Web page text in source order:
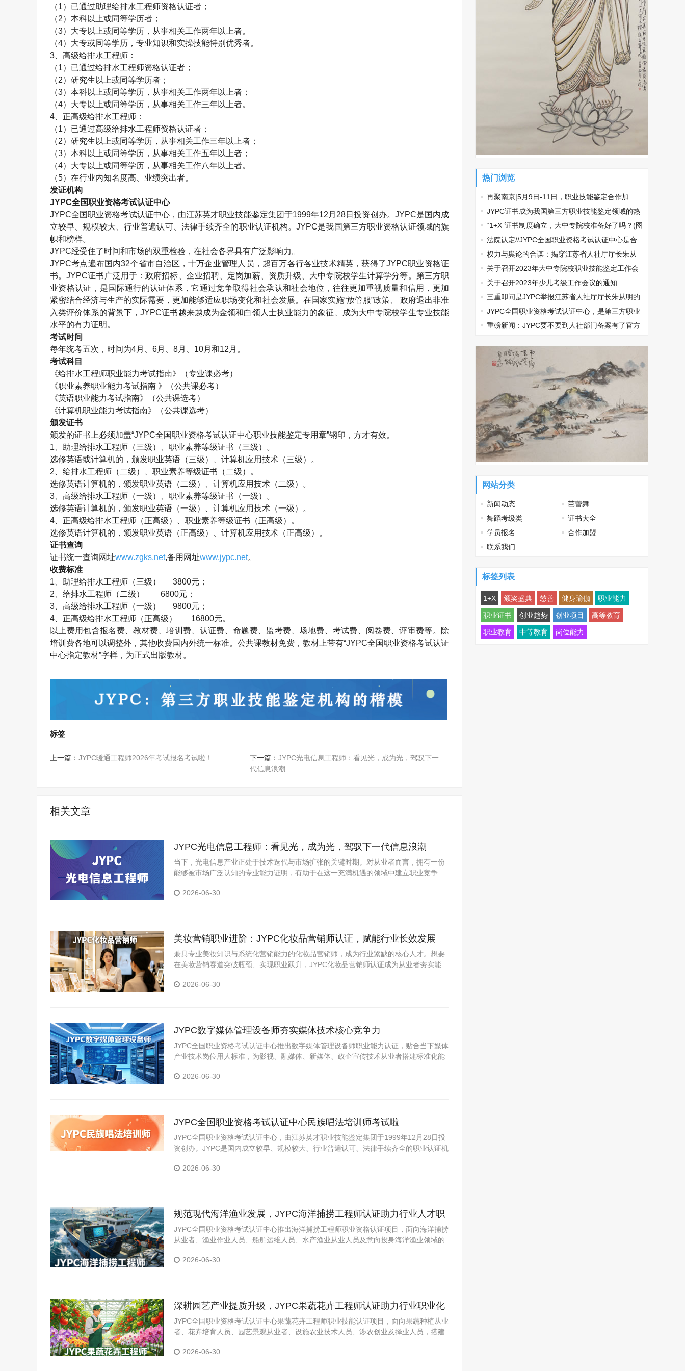
（1）已通过助理给排水工程师资格认证者；
（2）本科以上或同等学历者；
（3）大专以上或同等学历，从事相关工作两年以上者。
（4）大专或同等学历，专业知识和实操技能特别优秀者。
3 、高级给排水工程师：
（1）已通过给排水工程师资格认证者；
（2）研究生以上或同等学历者；
（3）本科以上或同等学历，从事相关工作两年以上者；
（4）大专以上或同等学历，从事相关工作三年以上者。
4 、正高级给排水工程师：
（1）已通过高级给排水工程师资格认证者；
（2）研究生以上或同等学历，从事相关工作三年以上者；
（3）本科以上或同等学历，从事相关工作五年以上者；
（4）大专以上或同等学历，从事相关工作八年以上者。
（5）在行业内知名度高、业绩突出者。
发证机构
JYPC全国职业资格考试认证中心
JYPC全国职业资格考试认证中心，由江苏英才职业技能鉴定集团于1999年12 月 28日投资创办。 JYPC是国内成
立较早、规模较大、行业普遍认可、法律手续齐全的职业认证机构。JYPC是我国第三方职业资格认证领域的旗
帜和榜样。
JYPC经受住了时间和市场的双重检验，在社会各界具有广泛影响力。
JYPC考点遍布国内32个省市自治区，十万企业管理人员，超百万各行各业技术精英，获得了JYPC职业资格证
书。JYPC证书广泛用于：政府招标、企业招聘、定岗加薪、资质升级、大中专院校学生计算学分等。第三方职
业资格认证，是国际通行的认证体系，它通过竞争取得社会承认和社会地位，往往更加重视质量和信用，更加
紧密结合经济与生产的实际需要，更加能够适应职场变化和社会发展。在国家实施“放管服”政策、 政府退出非准
入类评价体系的背景下，JYPC证书越来越成为金领和白领人士执业能力的象征、成为大中专院校学生专业技能
水平的有力证明。
考试时间
每年统考五次，时间为4月、 6月、 8月、 10月和12 月。
考试科目
《给排水工程师职业能力考试指南》（专业课必考）
《职业素养职业能力考试指南 》（公共课必考）
《英语职业能力考试指南》（公共课选考）
《计算机职业能力考试指南》（公共课选考）
颁发证书
颁发的证书上必须加盖“JYPC全国职业资格考试认证中心职业技能鉴定专用章”钢印，方才有效。
1 、助理给排水工程师（三级）、职业素养等级证书（三级）。
选修英语或计算机的，颁发职业英语（三级）、计算机应用技术（三级）。
2 、给排水工程师（二级）、职业素养等级证书（二级）。
选修英语计算机的，颁发职业英语（二级）、计算机应用技术（二级）。
3 、高级给排水工程师（一级）、职业素养等级证书（一级）。
选修英语计算机的，颁发职业英语（一级）、计算机应用技术（一级）。
4 、正高级给排水工程师（正高级）、职业素养等级证书（正高级）。
选修英语计算机的，颁发职业英语（正高级）、计算机应用技术（正高级）。
证书查询
证书统一查询网址www.zgks.net,备用网址www.jypc.net。
收费标准
1 、助理给排水工程师（三级） 3800元；
2 、给排水工程师（二级） 6800元；
3 、高级给排水工程师（一级） 9800元；
4 、正高级给排水工程师（正高级） 16800元。
以上费用包含报名费、教材费、培训费、认证费、命题费、监考费、场地费、考试费、阅卷费、评审费等。除
培训费各地可以调整外，其他收费国内外统一标准。公共课教材免费，教材上带有“JYPC全国职业资格考试认证
中心指定教材”字样，为正式出版教材。
标签
上一篇： JYPC暖通工程师2026年考试报名考试啦！ 下一篇： JYPC光电信息工程师：看见光，成为光，驾驭下一
代信息浪潮
相关文章
JYPC光电信息工程师：看见光，成为光，驾驭下一代信息浪潮
当下，光电信息产业正处于技术迭代与市场扩张的关键时期。对从业者而言，拥有一份
能够被市场广泛认知的专业能力证明，有助于在这一充满机遇的领域中建立职业竞争
供了一条清晰的能力认证路径。
2026-06-30
美妆营销职业进阶：JYPC化妆品营销师认证，赋能行业长效发展
兼具专业美妆知识与系统化营销能力的化妆品营销师，成为行业紧缺的核心人才。想要
在美妆营销赛道突破瓶颈、实现职业跃升，JYPC化妆品营销师认证成为从业者夯实能
2026-06-30
JYPC数字媒体管理设备师夯实媒体技术核心竞争力
JYPC全国职业资格考试认证中心推出数字媒体管理设备师职业能力认证，贴合当下媒体
产业技术岗位用人标准，为影视、融媒体、新媒体、政企宣传技术从业者搭建标准化能
2026-06-30
JYPC全国职业资格考试认证中心民族唱法培训师考试啦
JYPC全国职业资格考试认证中心，由江苏英才职业技能鉴定集团于1999年12月28日投
资创办。JYPC是国内成立较早、规模较大、行业普遍认可、法律手续齐全的职业认证机
2026-06-30
规范现代海洋渔业发展，JYPC海洋捕捞工程师认证助力行业人才职
业化建设
JYPC全国职业资格考试认证中心推出海洋捕捞工程师职业资格认证项目，面向海洋捕捞
从业者、渔业作业人员、船舶运维人员、水产渔业从业人员及意向投身海洋渔业领域的
海洋捕捞产业规范化、职业化、绿色化发展。
2026-06-30
深耕园艺产业提质升级，JYPC果蔬花卉工程师认证助力行业职业化
发展
JYPC全国职业资格考试认证中心果蔬花卉工程师职业技能认证项目，面向果蔬种植从业
者、花卉培育人员、园艺景观从业者、设施农业技术人员、涉农创业及择业人员，搭建
园艺产业高质量、规范化、可持续发展。
2026-06-30
热门浏览
再聚南京|5月9日-11日，职业技能鉴定合作加
盟，南京国际展览中心见！
​JYPC证书成为我国第三方职业技能鉴定领域的热
门话题
“1+X”证书制度确立，大中专院校准备好了吗？(图
文)法院认定//JYPC全国职业资格考试认证中心是合
法机构
权力与舆论的合谋：揭穿江苏省人社厅厅长朱从
明垄断集团打压民营企业的真相
关于召开2023年大中专院校职业技能鉴定工作会
议的通知
关于召开2023年少儿考级工作会议的通知
三重叩问是JYPC举报江苏省人社厅厅长朱从明的
无奈选择
JYPC全国职业资格考试认证中心，是第三方职业
资格认证的典范
重磅新闻：JYPC要不要到人社部门备案有了官方
网站分类
新闻动态
芭蕾舞
舞蹈考级类
证书大全
学员报名
合作加盟
联系我们
标签列表
1+X 颁奖盛典 慈善 健身瑜伽 职业能力
职业证书 创业趋势 创业项目 高等教育
职业教育 中等教育 岗位能力